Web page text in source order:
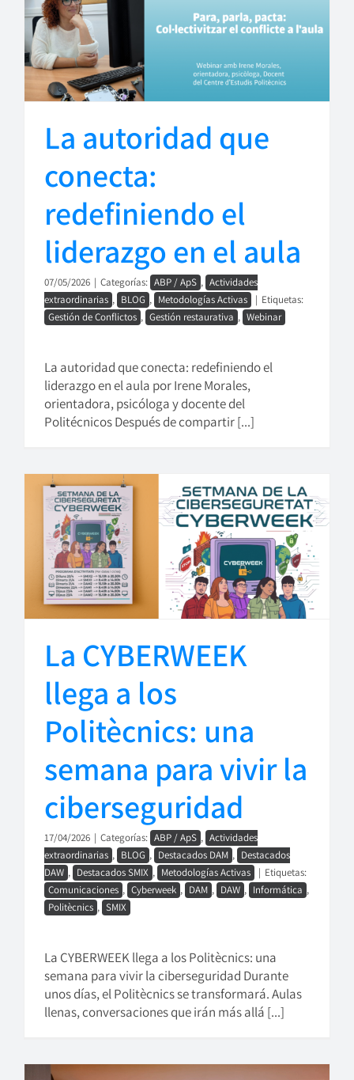
La autoridad que
conecta:
redefiniendo el
liderazgo en el aula
07/05/2026 | Categorías: ABP / ApS , Actividades
extraordinarias , BLOG , Metodologías Activas | Etiquetas:
Gestión de Conflictos , Gestión restaurativa , Webinar
La autoridad que conecta: redefiniendo el
liderazgo en el aula por Irene Morales,
orientadora, psicóloga y docente del
Politécnicos Después de compartir [...]
La CYBERWEEK
llega a los
Politècnics: una
semana para vivir la
ciberseguridad
17/04/2026 | Categorías: ABP / ApS , Actividades
extraordinarias , BLOG , Destacados DAM , Destacados
DAW , Destacados SMIX , Metodologías Activas | Etiquetas:
Comunicaciones , Cyberweek , DAM , DAW , Informática ,
Politècnics , SMIX
La CYBERWEEK llega a los Politècnics: una
semana para vivir la ciberseguridad Durante
unos días, el Politècnics se transformará. Aulas
llenas, conversaciones que irán más allá [...]